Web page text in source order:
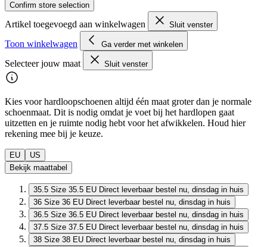
Confirm store selection
Artikel toegevoegd aan winkelwagen Sluit venster
Toon winkelwagen Ga verder met winkelen
Selecteer jouw maat Sluit venster
Kies voor hardloopschoenen altijd één maat groter dan je normale
schoenmaat. Dit is nodig omdat je voet bij het hardlopen gaat
uitzetten en je ruimte nodig hebt voor het afwikkelen. Houd hier
rekening mee bij je keuze.
EU
US
Bekijk maattabel
35.5 Size 35.5 EU Direct leverbaar bestel nu, dinsdag in huis
36 Size 36 EU Direct leverbaar bestel nu, dinsdag in huis
36.5 Size 36.5 EU Direct leverbaar bestel nu, dinsdag in huis
37.5 Size 37.5 EU Direct leverbaar bestel nu, dinsdag in huis
38 Size 38 EU Direct leverbaar bestel nu, dinsdag in huis